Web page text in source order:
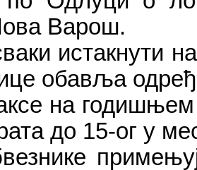
Варош.
истакнути
обавља
на
до 15-ог у